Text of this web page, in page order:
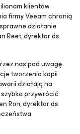
klientów
firmy Veeam chronią
działanie
Reet, dyrektor ds.
nas pod uwagę
tworzenia kopii
działają na
przywrócić
Ron, dyrektor ds.